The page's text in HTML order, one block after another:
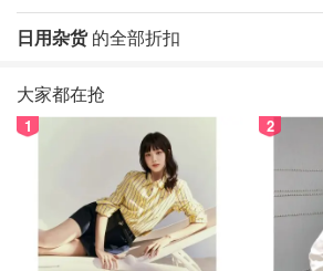
日用杂货的全部折扣
大家都在抢
1 2